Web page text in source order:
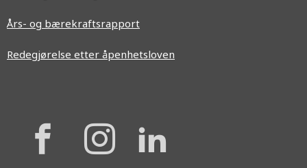
Års- og bærekraftsrapport
Redegjørelse etter åpenhetsloven
{{
'Facebook'|t
}}
{{
}}